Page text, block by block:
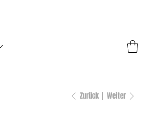
Zurück Weiter